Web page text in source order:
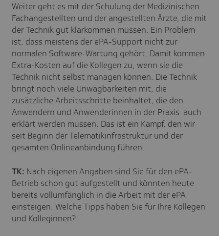
Weiter geht es mit der Schulung der Medizinischen
Fachangestellten und der angestellten Ärzte, die mit
der Technik gut klarkommen müssen. Ein Problem
ist, dass meistens der ePA-Support nicht zur
normalen Software-Wartung gehört. Damit kommen
Extra-Kosten auf die Kollegen zu, wenn sie die
Technik nicht selbst managen können. Die Technik
bringt noch viele Unwägbarkeiten mit, die
zusätzliche Arbeitsschritte beinhaltet, die den
Anwendern und Anwenderinnen in der Praxis auch
erklärt werden müssen. Das ist ein Kampf, den wir
seit Beginn der Telematikinfrastruktur und der
gesamten Onlineanbindung führen.
TK: Nach eigenen Angaben sind Sie für den ePA-
Betrieb schon gut aufgestellt und könnten heute
bereits vollumfänglich in die Arbeit mit der ePA
einsteigen. Welche Tipps haben Sie für Ihre Kollegen
und Kolleginnen?